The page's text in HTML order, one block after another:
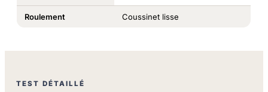
Roulement Coussinet lisse
TEST DÉTAILLÉ